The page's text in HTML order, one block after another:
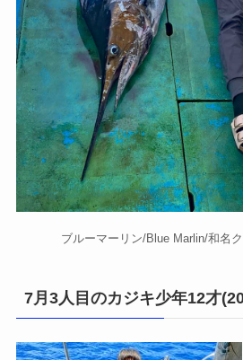
ブルーマーリン/Blue Marlin/和名
7月3人目のカジキ少年12才